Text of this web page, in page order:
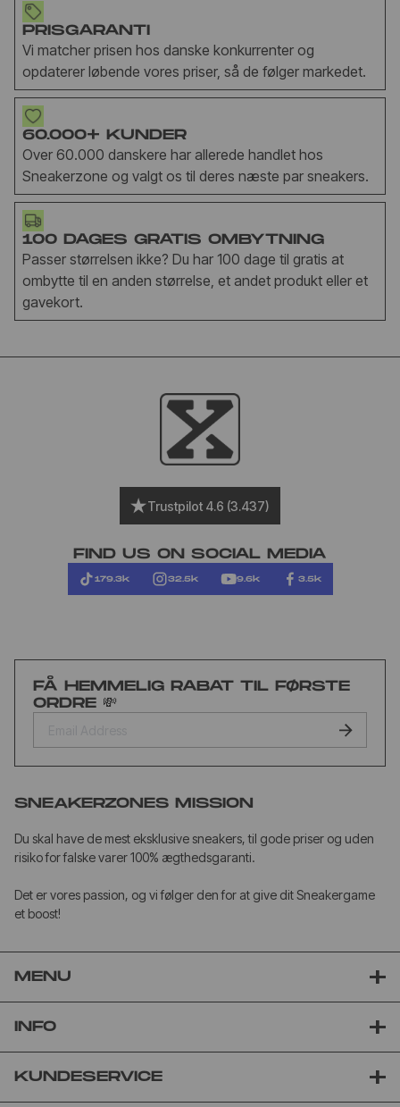
PRISGARANTI
Vi matcher prisen hos danske konkurrenter og
opdaterer løbende vores priser, så de følger markedet.
60.000+ KUNDER
Over 60.000 danskere har allerede handlet hos
Sneakerzone og valgt os til deres næste par sneakers.
100 DAGES GRATIS OMBYTNING
Passer størrelsen ikke? Du har 100 dage til gratis at
ombytte til en anden størrelse, et andet produkt eller et
gavekort.
Trustpilot 4.6 (3.437)
FIND US ON SOCIAL MEDIA
179.3k 32.5k 9.6k 3.5k
FÅ HEMMELIG RABAT TIL FØRSTE
ORDRE 💸
SNEAKERZONES MISSION
Du skal have de mest eksklusive sneakers, til gode priser og uden
risiko for falske varer 100% ægthedsgaranti.
Det er vores passion, og vi følger den for at give dit Sneakergame
et boost!
MENU
INFO
KUNDESERVICE